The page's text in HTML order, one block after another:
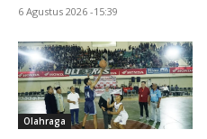
6 Agustus 2026 -15:39
Olahraga